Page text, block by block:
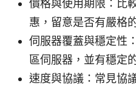
價格與使用期限：比
惠，留意是否有嚴格
伺服器覆蓋與穩定性
區伺服器，並有穩定
速度與協議：常見協